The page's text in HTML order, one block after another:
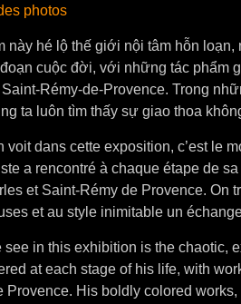
photos
này hé lộ thế giới nội tâm hỗn
cuộc đời, với những tác phẩm
Rémy-de-Provence. Trong
ta luôn tìm thấy sự giao thoa
voit dans cette exposition, c’est le
a rencontré à chaque étape de
et Saint-Rémy de Provence. On
et au style inimitable un
see in this exhibition is the chaotic,
at each stage of his life, with
Provence. His boldly colored